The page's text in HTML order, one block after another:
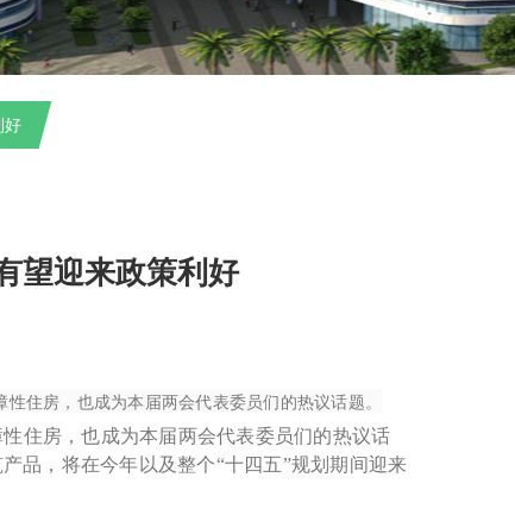
望迎来政策利好
住房，也成为本届两会代表委员们的热议话题。
住房，也成为本届两会代表委员们的热议话
品，将在今年以及整个“十四五”规划期间迎来
好